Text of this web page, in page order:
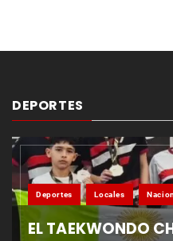
DEPORTES
Deportes Locales
EL TAEKWONDO